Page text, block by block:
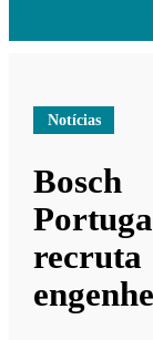
Notícias
Bosch
recruta